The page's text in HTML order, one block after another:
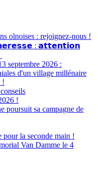
olnoises : rejoignez-nous !
: 𝗮𝘁𝘁𝗲𝗻𝘁𝗶𝗼𝗻
septembre 2026 :
d'un village millénaire
!
!
poursuit sa campagne de
pour la seconde main !
Van Damme le 4